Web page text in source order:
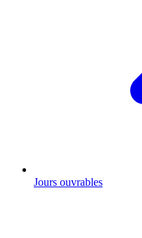
Jours ouvrables